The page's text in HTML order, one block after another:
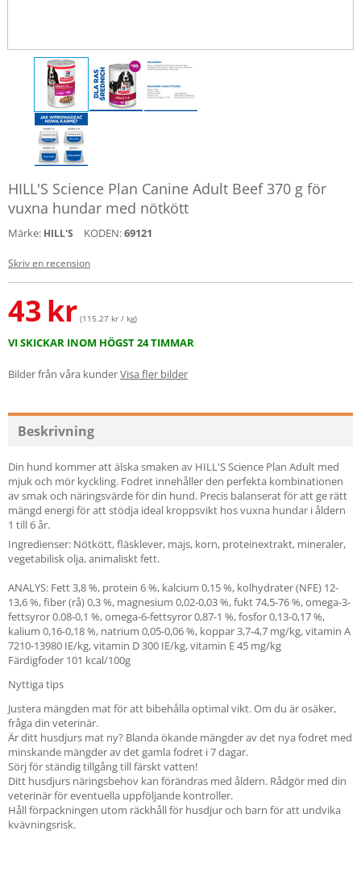
HILL'S Science Plan Canine Adult Beef 370 g för
vuxna hundar med nötkött
Märke: HILL'S KODEN:69121
Skriv en recension
43kr (115.27 kr / kg)
VI SKICKAR INOM HÖGST 24 TIMMAR
Bilder från våra kunderVisa fler bilder
Beskrivning
Din hund kommer att älska smaken av HILL'S Science Plan Adult med
mjuk och mör kyckling. Fodret innehåller den perfekta kombinationen
av smak och näringsvärde för din hund. Precis balanserat för att ge rätt
mängd energi för att stödja ideal kroppsvikt hos vuxna hundar i åldern
1 till 6 år.
Ingredienser: Nötkött, fläsklever, majs, korn, proteinextrakt, mineraler,
vegetabilisk olja, animaliskt fett.
ANALYS: Fett 3,8 %, protein 6 %, kalcium 0,15 %, kolhydrater (NFE) 12-
13,6 %, fiber (rå) 0,3 %, magnesium 0,02-0,03 %, fukt 74,5-76 %, omega-3-
fettsyror 0.08-0,1 %, omega-6-fettsyror 0,87-1 %, fosfor 0,13-0,17 %,
kalium 0,16-0,18 %, natrium 0,05-0,06 %, koppar 3,7-4,7 mg/kg, vitamin A
7210-13980 IE/kg, vitamin D 300 IE/kg, vitamin E 45 mg/kg
Färdigfoder 101 kcal/100g
Nyttiga tips
Justera mängden mat för att bibehålla optimal vikt. Om du är osäker,
fråga din veterinär.
Är ditt husdjurs mat ny? Blanda ökande mängder av det nya fodret med
minskande mängder av det gamla fodret i 7 dagar.
Sörj för ständig tillgång till färskt vatten!
Ditt husdjurs näringsbehov kan förändras med åldern. Rådgör med din
veterinär för eventuella uppföljande kontroller.
Håll förpackningen utom räckhåll för husdjur och barn för att undvika
kvävningsrisk.